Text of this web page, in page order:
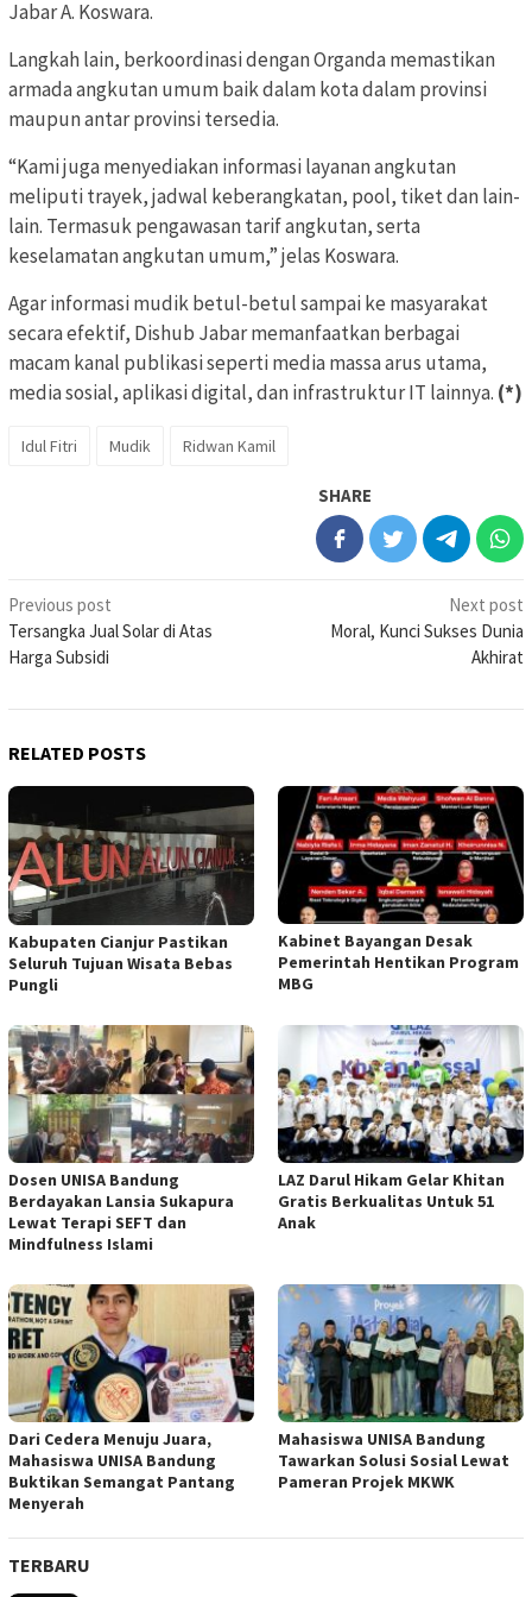
Jabar A. Koswara.
Langkah lain, berkoordinasi dengan Organda memastikan
armada angkutan umum baik dalam kota dalam provinsi
maupun antar provinsi tersedia.
“Kami juga menyediakan informasi layanan angkutan
meliputi trayek, jadwal keberangkatan, pool, tiket dan lain-
lain. Termasuk pengawasan tarif angkutan, serta
keselamatan angkutan umum,” jelas Koswara.
Agar informasi mudik betul-betul sampai ke masyarakat
secara efektif, Dishub Jabar memanfaatkan berbagai
macam kanal publikasi seperti media massa arus utama,
media sosial, aplikasi digital, dan infrastruktur IT lainnya. (*)
Idul Fitri Mudik Ridwan Kamil
SHARE
Post
navigation
Previous post
Tersangka Jual Solar di Atas
Harga Subsidi
Next post
Moral, Kunci Sukses Dunia
Akhirat
RELATED POSTS
Kabupaten Cianjur Pastikan
Seluruh Tujuan Wisata Bebas
Pungli
Kabinet Bayangan Desak
Pemerintah Hentikan Program
MBG
Dosen UNISA Bandung
Berdayakan Lansia Sukapura
Lewat Terapi SEFT dan
Mindfulness Islami
LAZ Darul Hikam Gelar Khitan
Gratis Berkualitas Untuk 51
Anak
Dari Cedera Menuju Juara,
Mahasiswa UNISA Bandung
Buktikan Semangat Pantang
Menyerah
Mahasiswa UNISA Bandung
Tawarkan Solusi Sosial Lewat
Pameran Projek MKWK
TERBARU